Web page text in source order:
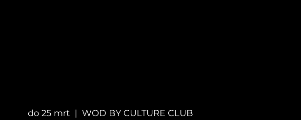
do 25 mrt
  |
WOD BY CULTURE CLUB